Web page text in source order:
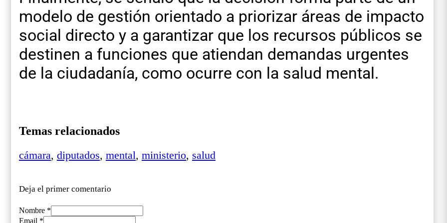
modelo de gestión orientado a priorizar áreas de impacto
social directo y a garantizar que los recursos públicos se
destinen a funciones que atiendan demandas urgentes
de la ciudadanía, como ocurre con la salud mental.
Temas relacionados
cámara, diputados, mental, ministerio, salud
Deja el primer comentario
Nombre *
Email *